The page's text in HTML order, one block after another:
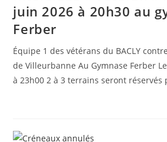
juin 2026 à 20h30 au
Ferber
Équipe 1 des vétérans du BACLY
de Villeurbanne Au Gymnase Ferber
à 23h00 2 à 3 terrains seront réservés